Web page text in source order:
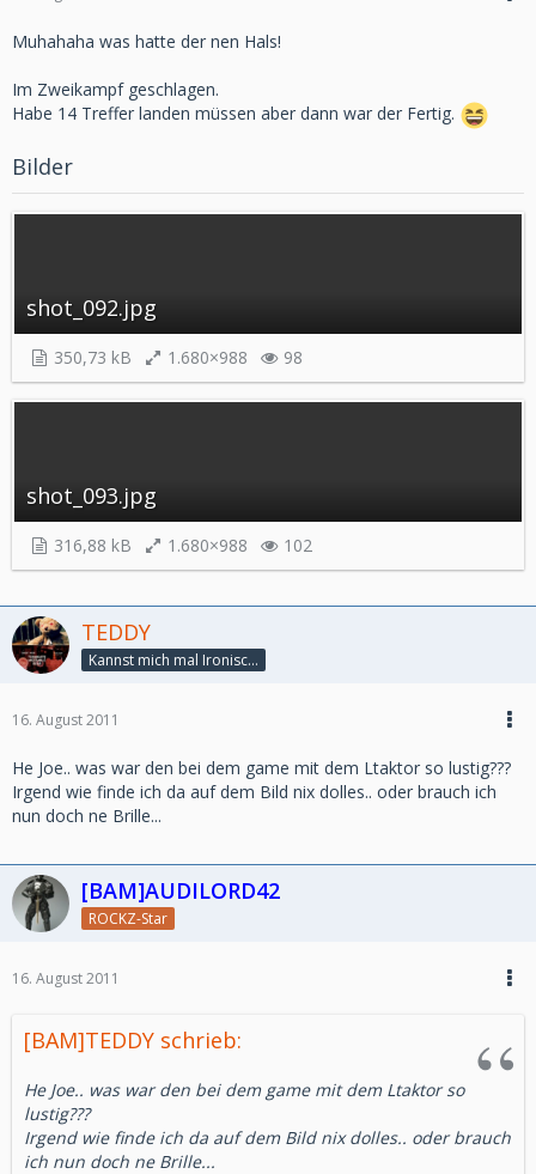
Muhahaha was hatte der nen Hals!
Im Zweikampf geschlagen.
Habe 14 Treffer landen müssen aber dann war der Fertig.
Bilder
shot_092.jpg
350,73 kB 1.680×988 98
shot_093.jpg
316,88 kB 1.680×988 102
TEDDY
Kannst mich mal Ironisch am Arsch lecken!
16. August 2011
He Joe.. was war den bei dem game mit dem Ltaktor so lustig???
Irgend wie finde ich da auf dem Bild nix dolles.. oder brauch ich
nun doch ne Brille...
[BAM]AUDILORD42
ROCKZ-Star
16. August 2011
[BAM]TEDDY schrieb:
He Joe.. was war den bei dem game mit dem Ltaktor so
lustig???
Irgend wie finde ich da auf dem Bild nix dolles.. oder brauch
ich nun doch ne Brille...